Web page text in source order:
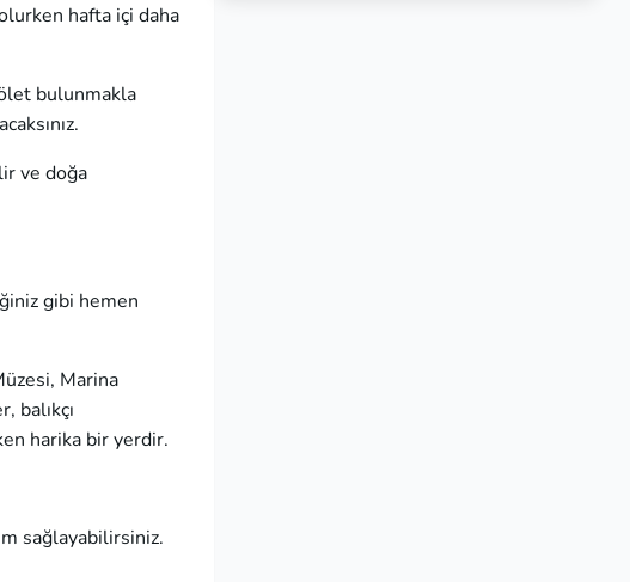
hafta içi daha
bulunmakla
ve doğa
gibi hemen
Marina
balıkçı
harika bir yerdir.
sağlayabilirsiniz.